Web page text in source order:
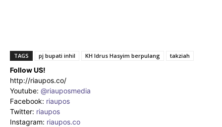
TAGS pj bupati inhil KH Idrus Hasyim berpulang takziah
Follow US!
http://riaupos.co/
Youtube: @riauposmedia
Facebook: riaupos
Twitter: riaupos
Instagram: riaupos.co